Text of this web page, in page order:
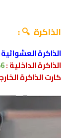
الذاكرة 🔍 :
الذاكرة العشوائية
الذاكرة الداخلية :
كارت الذاكرة